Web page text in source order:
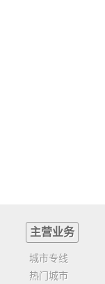
主营业务
城市专线
热门城市